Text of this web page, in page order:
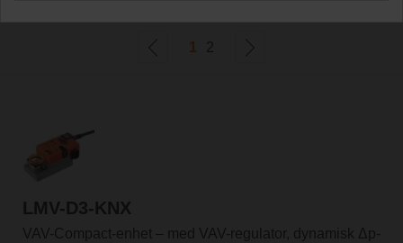
1 2
LMV-D3-KNX
VAV-Compact-enhet – med VAV-regulator, dynamisk Δp-